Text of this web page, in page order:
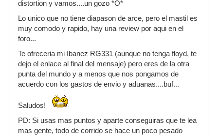
distortion y vamos....un gozo *O*
Lo unico que no tiene diapason de arce, pero el mastil es
muy comodo y rapido, hay una review por aqui en el
foro...
Te ofreceria mi Ibanez RG331 (aunque no tenga floyd, te
dejo el enlace al final del mensaje) pero eres de la otra
punta del mundo y a menos que nos pongamos de
acuerdo con los gastos de envio y aduanas....buf...
Saludos!
PD: Si usas mas puntos y aparte conseguiras que te lea
mas gente, todo de corrido se hace un poco pesado